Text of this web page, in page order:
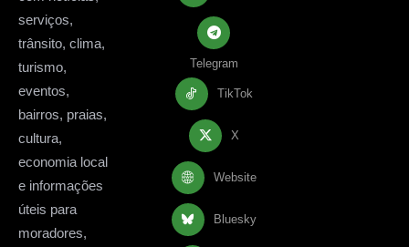
serviços,
trânsito, clima,
turismo,
eventos,
bairros, praias,
cultura,
economia local
e informações
úteis para
moradores,
Telegram
TikTok
X
Website
Bluesky